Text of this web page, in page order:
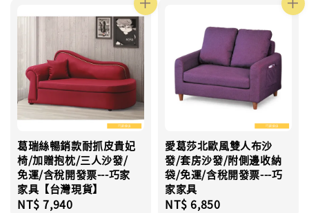
葛瑞絲暢銷款耐抓皮貴妃
椅/加贈抱枕/三人沙發/
免運/含稅開發票---巧家
家具【台灣現貨】
Regular
NT$ 7,940
愛葛莎北歐風雙人布沙
發/套房沙發/附側邊收納
袋/免運/含稅開發票---巧
家家具
Regular
NT$ 6,850